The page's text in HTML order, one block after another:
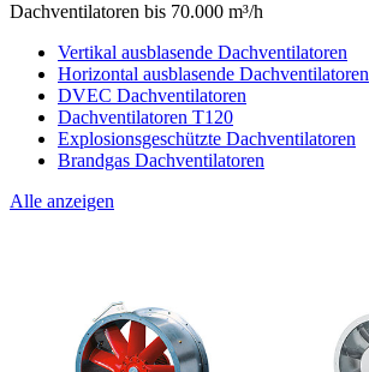
Dachventilatoren bis 70.000 m³/h
Vertikal ausblasende Dachventilatoren
Horizontal ausblasende Dachventilatoren
DVEC Dachventilatoren
Dachventilatoren T120
Explosionsgeschützte Dachventilatoren
Brandgas Dachventilatoren
Alle anzeigen